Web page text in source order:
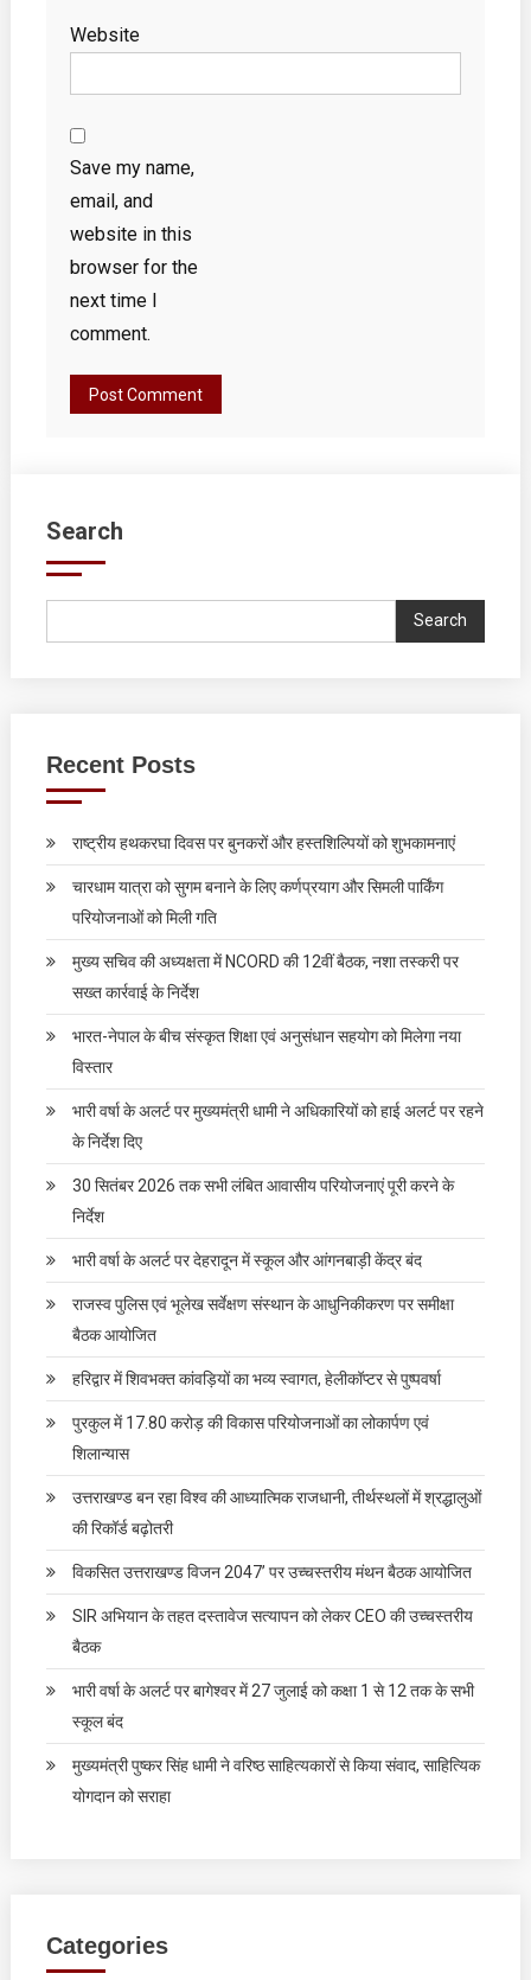
Website
Save my name,
email, and
website in this
browser for the
next time I
comment.
Search
Search
Recent Posts
राष्ट्रीय हथकरघा दिवस पर बुनकरों और हस्तशिल्पियों को शुभकामनाएं
चारधाम यात्रा को सुगम बनाने के लिए कर्णप्रयाग और सिमली पार्किंग
परियोजनाओं को मिली गति
मुख्य सचिव की अध्यक्षता में NCORD की 12वीं बैठक, नशा तस्करी पर
सख्त कार्रवाई के निर्देश
भारत-नेपाल के बीच संस्कृत शिक्षा एवं अनुसंधान सहयोग को मिलेगा नया
विस्तार
भारी वर्षा के अलर्ट पर मुख्यमंत्री धामी ने अधिकारियों को हाई अलर्ट पर रहने
के निर्देश दिए
30 सितंबर 2026 तक सभी लंबित आवासीय परियोजनाएं पूरी करने के
निर्देश
भारी वर्षा के अलर्ट पर देहरादून में स्कूल और आंगनबाड़ी केंद्र बंद
राजस्व पुलिस एवं भूलेख सर्वेक्षण संस्थान के आधुनिकीकरण पर समीक्षा
बैठक आयोजित
हरिद्वार में शिवभक्त कांवड़ियों का भव्य स्वागत, हेलीकॉप्टर से पुष्पवर्षा
पुरकुल में 17.80 करोड़ की विकास परियोजनाओं का लोकार्पण एवं
शिलान्यास
उत्तराखण्ड बन रहा विश्व की आध्यात्मिक राजधानी, तीर्थस्थलों में श्रद्धालुओं
की रिकॉर्ड बढ़ोतरी
विकसित उत्तराखण्ड विजन 2047’ पर उच्चस्तरीय मंथन बैठक आयोजित
SIR अभियान के तहत दस्तावेज सत्यापन को लेकर CEO की उच्चस्तरीय
बैठक
भारी वर्षा के अलर्ट पर बागेश्वर में 27 जुलाई को कक्षा 1 से 12 तक के सभी
स्कूल बंद
मुख्यमंत्री पुष्कर सिंह धामी ने वरिष्ठ साहित्यकारों से किया संवाद, साहित्यिक
योगदान को सराहा
Categories